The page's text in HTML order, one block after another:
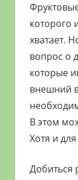
которого
хватает.
вопрос о
которые
внешний
В этом
Хотя и
Добиться